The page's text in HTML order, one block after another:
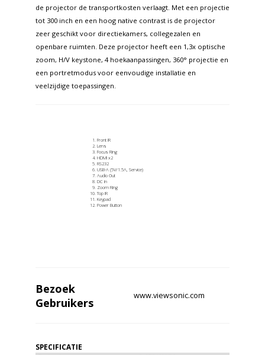
de projector de transportkosten verlaagt. Met een projectie
tot 300 inch en een hoog native contrast is de projector
zeer geschikt voor directiekamers, collegezalen en
openbare ruimten. Deze projector heeft een 1,3x optische
zoom, H/V keystone, 4 hoekaanpassingen, 360° projectie en
een portretmodus voor eenvoudige installatie en
veelzijdige toepassingen.
Front IR
Lens
Focus Ring
HDMI x2
RS232
USB-A (5V/1.5A, Service)
Audio Out
DC In
Zoom Ring
Top IR
Keypad
Power Button
Bezoek
Gebruikers
www.viewsonic.com
SPECIFICATIE